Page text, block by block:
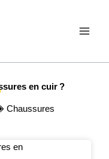
en cuir ?
Chaussures
en